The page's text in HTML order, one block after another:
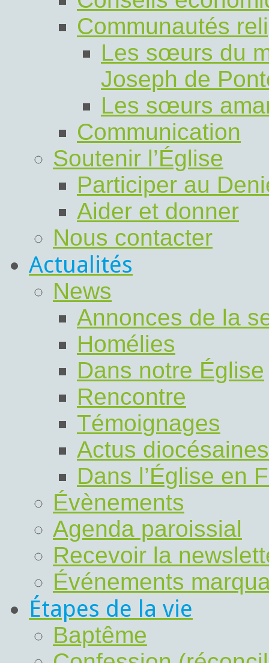
Communautés
Les sœurs du
Joseph de
Les sœurs
Communication
Soutenir l’Église
Participer au
Aider et donner
Nous contacter
Actualités
News
Annonces de la
Homélies
Dans notre Église
Rencontre
Témoignages
Actus diocésaines
Dans l’Église en
Évènements
Agenda paroissial
Recevoir la
Événements
Étapes de la vie
Baptême